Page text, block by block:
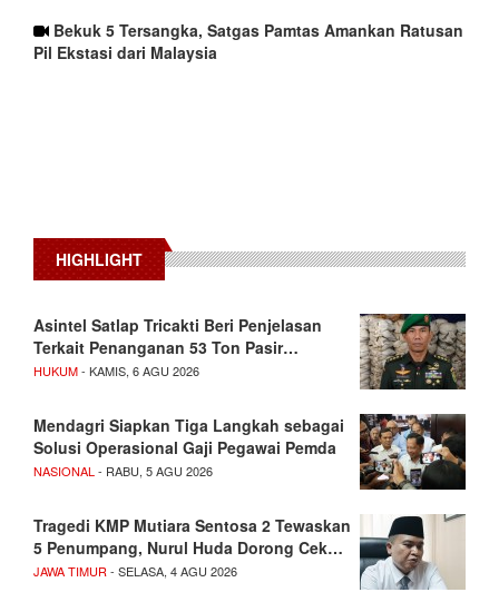
Bekuk 5 Tersangka, Satgas Pamtas Amankan Ratusan
Pil Ekstasi dari Malaysia
HIGHLIGHT
Asintel Satlap Tricakti Beri Penjelasan
Terkait Penanganan 53 Ton Pasir…
HUKUM- KAMIS, 6 AGU 2026
Mendagri Siapkan Tiga Langkah sebagai
Solusi Operasional Gaji Pegawai Pemda
NASIONAL - RABU, 5 AGU 2026
Tragedi KMP Mutiara Sentosa 2 Tewaskan
5 Penumpang, Nurul Huda Dorong Cek…
JAWA TIMUR - SELASA, 4 AGU 2026